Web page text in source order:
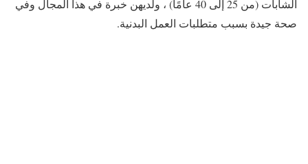
الشابات (من 25 إلى 40 عامًا) ، ولديهن خبرة في هذا المجال وفي
صحة جيدة بسبب متطلبات العمل البدنية.